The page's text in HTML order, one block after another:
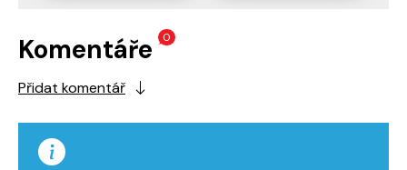
Komentáře 0
Přidat komentář